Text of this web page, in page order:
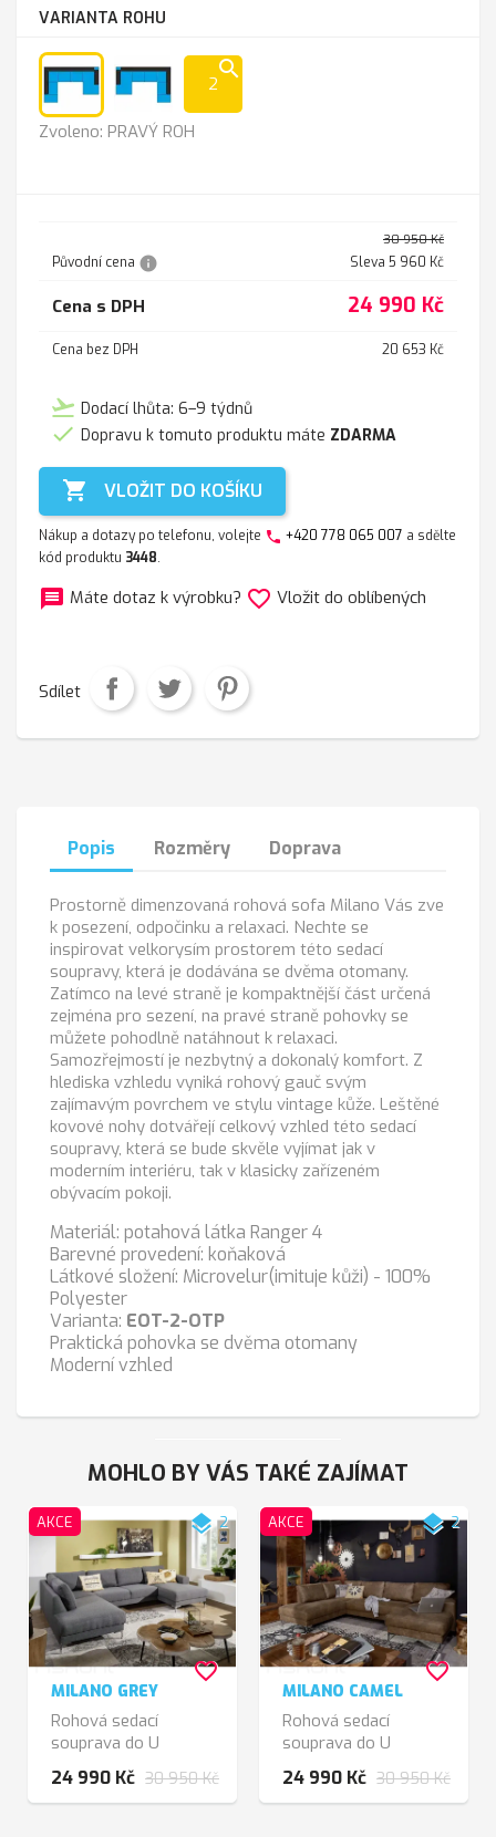
VARIANTA ROHU
LEVÝ
PRAVÝ
search
2
Zvoleno: PRAVÝ ROH
Původní cena info
30 950 Kč
Sleva 5 960 Kč
Cena s DPH 24 990 Kč
Cena bez DPH 20 653 Kč
flight_takeoff Dodací lhůta: 6–9 týdnů
 Dopravu k tomuto produktu máte ZDARMA
 VLOŽIT DO KOŠÍKU
Nákup a dotazy po telefonu, volejte phone +420 778 065 007 a sdělte
kód produktu 3448.
message Máte dotaz k výrobku? favorite_border Vložit do oblíbených
Sdílet
Popis Rozměry Doprava
Prostorně dimenzovaná rohová sofa Milano Vás zve
k posezení, odpočinku a relaxaci. Nechte se
inspirovat velkorysím prostorem této sedací
soupravy, která je dodávána se dvěma otomany.
Zatímco na levé straně je kompaktnější část určená
zejména pro sezení, na pravé straně pohovky se
můžete pohodlně natáhnout k relaxaci.
Samozřejmostí je nezbytný a dokonalý komfort. Z
hlediska vzhledu vyniká rohový gauč svým
zajímavým povrchem ve stylu vintage kůže. Leštěné
kovové nohy dotvářejí celkový vzhled této sedací
soupravy, která se bude skvěle vyjímat jak v
moderním interiéru, tak v klasicky zařízeném
obývacím pokoji.
Materiál: potahová látka Ranger 4
Barevné provedení: koňaková
Látkové složení: Microvelur(imituje kůži) - 100%
Polyester
Varianta: EOT-2-OTP
Praktická pohovka se dvěma otomany
Moderní vzhled
MOHLO BY VÁS TAKÉ ZAJÍMAT
AKCE layers2
MILANO GREY
Rohová sedací
souprava do U
24 990 Kč 30 950 Kč
favorite_border
AKCE layers2
MILANO CAMEL
Rohová sedací
souprava do U
24 990 Kč 30 950 Kč
favorite_border